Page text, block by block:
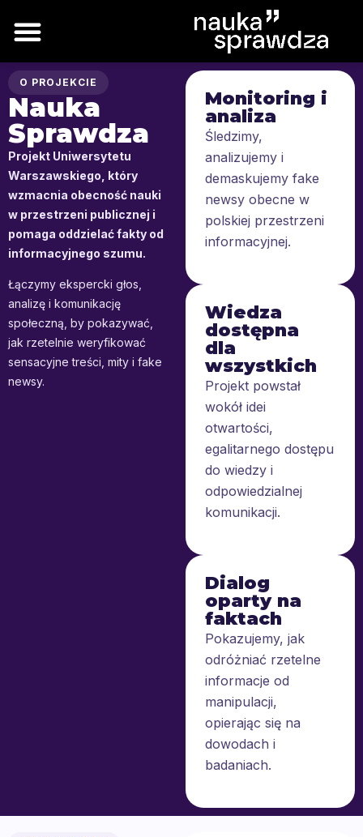
O PROJEKCIE
Nauka
Sprawdza
Projekt Uniwersytetu
Warszawskiego, który
wzmacnia obecność nauki
w przestrzeni publicznej i
pomaga oddzielać fakty od
informacyjnego szumu.
Łączymy ekspercki głos,
analizę i komunikację
społeczną, by pokazywać,
jak rzetelnie weryfikować
sensacyjne treści, mity i fake
newsy.
Monitoring i
analiza
Śledzimy,
analizujemy i
demaskujemy fake
newsy obecne w
polskiej przestrzeni
informacyjnej.
Wiedza
dostępna
dla
wszystkich
Projekt powstał
wokół idei
otwartości,
egalitarnego dostępu
do wiedzy i
odpowiedzialnej
komunikacji.
Dialog
oparty na
faktach
Pokazujemy, jak
odróżniać rzetelne
informacje od
manipulacji,
opierając się na
dowodach i
badaniach.